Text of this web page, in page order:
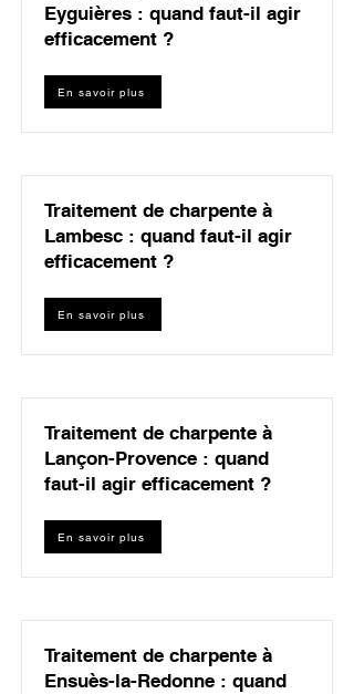
Eyguières : quand faut-il agir
efficacement ?
En savoir plus
Traitement de charpente à
Lambesc : quand faut-il agir
efficacement ?
En savoir plus
Traitement de charpente à
Lançon-Provence : quand
faut-il agir efficacement ?
En savoir plus
Traitement de charpente à
Ensuès-la-Redonne : quand